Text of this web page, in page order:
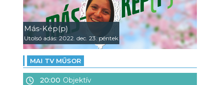
Más-Kép(p)
Utolsó adás: 2022. dec. 23. péntek
MAI TV MŰSOR
20:00 Objektív